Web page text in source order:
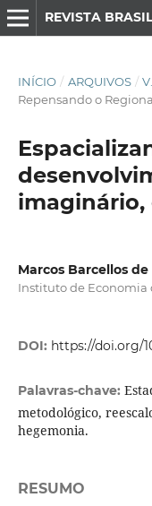
INÍCIO / ARQUIVOS /
Repensando o
imaginário,
Marcos Barcellos de
Instituto de Economia
DOI: https://doi.org/
Palavras-chave:
metodológico,
hegemonia.
RESUMO